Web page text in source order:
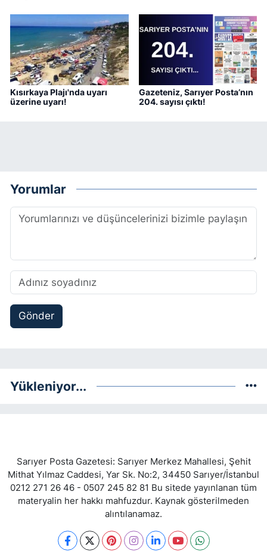
Kısırkaya Plajı'nda uyarı
üzerine uyarı!
Gazeteniz, Sarıyer Posta’nın
204. sayısı çıktı!
Yorumlar
Gönder
Yükleniyor...
Sarıyer Posta Gazetesi: Sarıyer Merkez Mahallesi, Şehit
Mithat Yılmaz Caddesi, Yar Sk. No:2, 34450 Sarıyer/İstanbul
0212 271 26 46 - 0507 245 82 81 Bu sitede yayınlanan tüm
materyalin her hakkı mahfuzdur. Kaynak gösterilmeden
alıntılanamaz.